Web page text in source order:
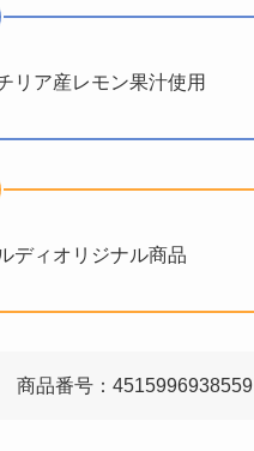
リア産レモン果汁使用
ディオリジナル商品
商品番号：4515996938559